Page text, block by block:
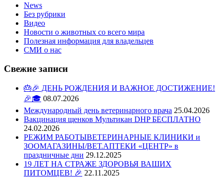
News
Без рубрики
Видео
Новости о животных со всего мира
Полезная информация для владельцев
СМИ о нас
Свежие записи
🎂🎉 ДЕНЬ РОЖДЕНИЯ И ВАЖНОЕ ДОСТИЖЕНИЕ!
🎉🎓 08.07.2026
Международный день ветеринарного врача 25.04.2026
Вакцинация щенков Мультикан DHP БЕСПЛАТНО
24.02.2026
РЕЖИМ РАБОТЫВЕТЕРИНАРНЫЕ КЛИНИКИ и
ЗООМАГАЗИНЫ/ВЕТ.АПТЕКИ «ЦЕНТР» в
праздничные дни 29.12.2025
19 ЛЕТ НА СТРАЖЕ ЗДОРОВЬЯ ВАШИХ
ПИТОМЦЕВ! 🎉 22.11.2025